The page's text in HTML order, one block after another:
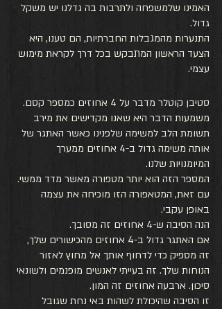
האמינו שלמשפחה ולתרבות בה גדלנו יש משקל
גדול.
התנערות מהמגבלות החברתיות, הם טענו, היא
הצעד הראשון המתבקש בכל דרך לקראת מימוש
עצמי.
סטיבן קוטלר מדבר על 4 אחוזים כמספר קסם.
משמעות הדבר היא שאנו מקדישים את מירב
תשומת הלב למשימה שלפנינו כאשר האתגר של
אותה משימה גדול ב-4 אחוזים ממערך
המיומנויות שלנו.
המספר הזה הוא יותר מטפורה מאשר מדד ממשי.
עם זאת, המטאפורה הזו מוכיחה את עצמה
באופן עקבי.
הנה הסיבה ש-4 אחוזים זה מסובך.
אם האתגר גדול ב-4 אחוזים מהכישורים שלך,
זה מספיק כדי לדחוף אותך אל מחוץ לאזור
הנוחות שלך. זה בעייתי לאנשים מופנמים ולשונאי
סיכון. ארבעה אחוזים זה המון.
זו הסיבה שהיכולת לשהות באי נחת שגובל